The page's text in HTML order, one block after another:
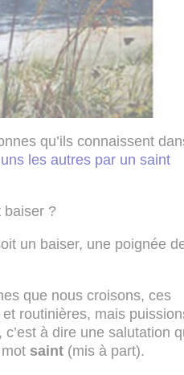
qu’ils connaissent
les autres par un saint
baiser ?
un baiser, une poignée
que nous croisons, ces
routinières, mais
à dire une salutation
saint (mis à part).